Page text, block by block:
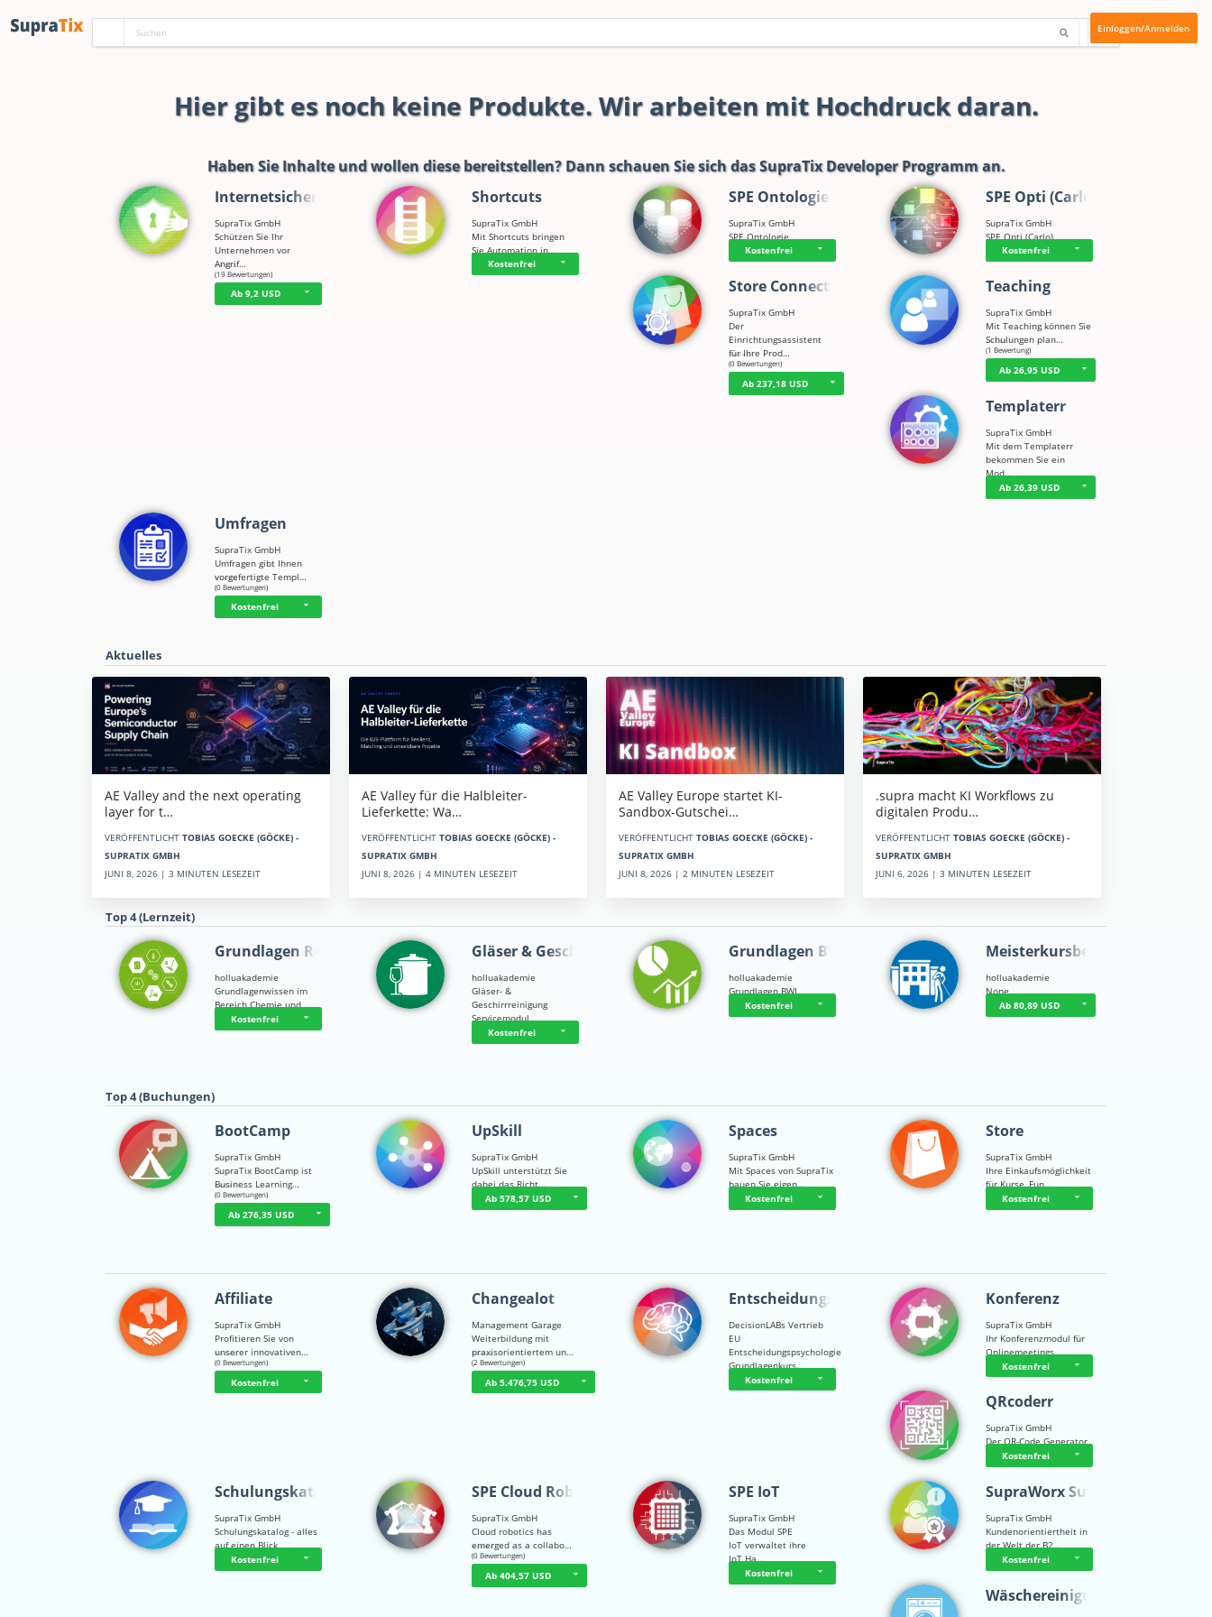
Einloggen/Anmelden
Hier gibt es noch keine Produkte. Wir arbeiten mit Hochdruck daran.
Haben Sie Inhalte und wollen diese bereitstellen? Dann schauen Sie sich dasSupraTix Developer Programman.
Internetsicherh…
SupraTix GmbH
Schützen Sie Ihr
Unternehmen vor
Angrif…
☆☆☆☆☆
(19 Bewertungen)
Ab 9,2 USD
Shortcuts
SupraTix GmbH
Mit Shortcuts bringen
Sie Automation in…
Kostenfrei
SPE Ontologie
SupraTix GmbH
SPE Ontologie
Kostenfrei
SPE Opti (Carlo)
SupraTix GmbH
SPE Opti (Carlo)
Kostenfrei
Store Connect
SupraTix GmbH
Der
Einrichtungsassistent
für Ihre Prod…
☆☆☆ ☆☆
(0 Bewertungen)
Ab 237,18 USD
Teaching
SupraTix GmbH
Mit Teaching können Sie
Schulungen plan…
☆☆ ☆☆☆
(1 Bewertung)
Ab 26,95 USD
Templaterr
SupraTix GmbH
Mit dem Templaterr
bekommen Sie ein
Mod…
Ab 26,39 USD
Umfragen
SupraTix GmbH
Umfragen gibt Ihnen
vorgefertigte Templ…
☆☆☆☆☆
(0 Bewertungen)
Kostenfrei
Aktuelles
AE Valley and the next operating
layer for t…
VERÖFFENTLICHT TOBIAS GOECKE (GÖCKE) -
SUPRATIX GMBH
JUNI 8, 2026 | 3 MINUTEN LESEZEIT
AE Valley für die Halbleiter-
Lieferkette: Wa…
VERÖFFENTLICHT TOBIAS GOECKE (GÖCKE) -
SUPRATIX GMBH
JUNI 8, 2026 | 4 MINUTEN LESEZEIT
AE Valley Europe startet KI-
Sandbox-Gutschei…
VERÖFFENTLICHT TOBIAS GOECKE (GÖCKE) -
SUPRATIX GMBH
JUNI 8, 2026 | 2 MINUTEN LESEZEIT
.supra macht KI Workflows zu
digitalen Produ…
VERÖFFENTLICHT TOBIAS GOECKE (GÖCKE) -
SUPRATIX GMBH
JUNI 6, 2026 | 3 MINUTEN LESEZEIT
Top 4 (Lernzeit)
Grundlagen Rein…
holluakademie
Grundlagenwissen im
Bereich Chemie und …
Kostenfrei
Gläser & Geschi…
holluakademie
Gläser- &
Geschirrreinigung
Servicemodul
Kostenfrei
Grundlagen BWL
holluakademie
Grundlagen BWL
Kostenfrei
Meisterkursbegl…
holluakademie
None
Ab 80,89 USD
Top 4 (Buchungen)
BootCamp
SupraTix GmbH
SupraTix BootCamp ist
Business Learning…
☆☆☆☆ ☆
(0 Bewertungen)
Ab 276,35 USD
UpSkill
SupraTix GmbH
UpSkill unterstützt Sie
dabei das Richt…
Ab 578,57 USD
Spaces
SupraTix GmbH
Mit Spaces von SupraTix
bauen Sie eigen…
Kostenfrei
Store
SupraTix GmbH
Ihre Einkaufsmöglichkeit
für Kurse, Fun…
Kostenfrei
Affiliate
SupraTix GmbH
Profitieren Sie von
unserer innovativen…
☆☆☆☆☆
(0 Bewertungen)
Kostenfrei
Changealot
Management Garage
Weiterbildung mit
praxisorientiertem un…
☆☆☆ ☆☆
(2 Bewertungen)
Ab 5.476,75 USD
Entscheidungsps…
DecisionLABs Vertrieb
EU
Entscheidungspsychologie
Grundlagenkurs…
Kostenfrei
Konferenz
SupraTix GmbH
Ihr Konferenzmodul für
Onlinemeetings
Kostenfrei
QRcoderr
SupraTix GmbH
Der QR-Code Generator
Kostenfrei
Schulungskatalog
SupraTix GmbH
Schulungskatalog - alles
auf einen Blick
Kostenfrei
SPE Cloud Robot…
SupraTix GmbH
Cloud robotics has
emerged as a collabo…
☆☆☆☆☆
(0 Bewertungen)
Ab 404,57 USD
SPE IoT
SupraTix GmbH
Das Modul SPE
IoT verwaltet ihre
IoT Ha…
Kostenfrei
SupraWorx Suppo…
SupraTix GmbH
Kundenorientiertheit in
der Welt der B2…
Kostenfrei
Wäschereinigung…